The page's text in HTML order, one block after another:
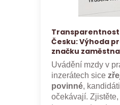
Transparentnost
Česku: Výhoda
značku
Uvádění mzdy v
inzerátech sice
povinné,
očekávají. Zjistěte,